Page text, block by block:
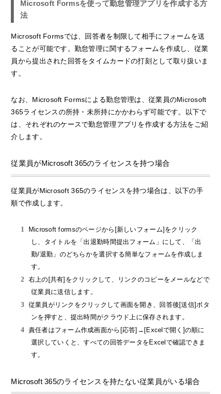
Microsoft Formsを使って勤怠管理アプリを作成する方
法
Microsoft Formsでは、回答者を制限して相手にフォームを送
ることが可能です。勤怠管理に関するフォームを作成し、従業
員から提出された回答をタイムカードの打刻として取り扱いま
す。
なお、Microsoft Formsによる勤怠管理は、従業員のMicrosoft
365ライセンスの所持・未所持にかかわらず可能です。以下で
は、それぞれのケースで勤怠管理アプリを作成する方法をご紹
介します。
従業員がMicrosoft 365のライセンスを持つ場合
従業員がMicrosoft 365のライセンスを持つ場合は、以下の手
順で作成します。
Microsoft formsのページから[新しいフォーム]をクリック
し、タイトルを「出退勤時間提出フォーム」にして、「出
勤/退勤」のどちらかを選択する簡単なフォームを作成しま
す。
右上の[共有]をクリックして、リンクのコピーをメールなどで
従業員に送信します。
従業員がリンクをクリックして画面を開き、回答後[送信]ボタ
ンを押すと、提出時間がクラウド上に保存されます。
責任者はフォーム作成画面から[応答]→[Excelで開く]の順に
選択していくと、すべての回答データをExcelで確認できま
す。
Microsoft 365のライセンスを持たない従業員がいる場合